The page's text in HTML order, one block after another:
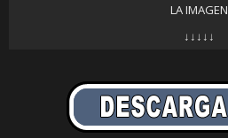
LA IMAGEN
↓↓↓↓↓